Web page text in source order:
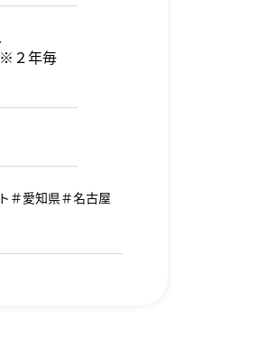
※２年毎
＃愛知県＃名古屋